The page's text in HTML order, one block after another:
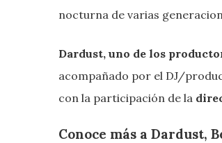
nocturna de varias
Dardust, uno de los
acompañado por el DJ/
con la participación de la
Conoce más a Dardust,